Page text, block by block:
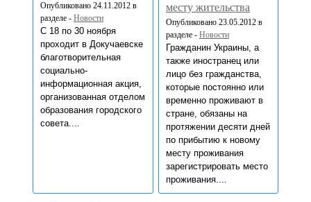
Опубликовано 24.11.2012 в
разделе - Новости
С 18 по 30 ноября
проходит в Докучаевске
благотворительная
социально-
информационная акция,
организованная отделом
образования городского
совета....
месту жительства
Опубликовано 23.05.2012 в
разделе - Новости
Гражданин Украины, а
также иностранец или
лицо без гражданства,
которые постоянно или
временно проживают в
стране, обязаны на
протяжении десяти дней
по прибытию к новому
месту проживания
зарегистрировать место
проживания....